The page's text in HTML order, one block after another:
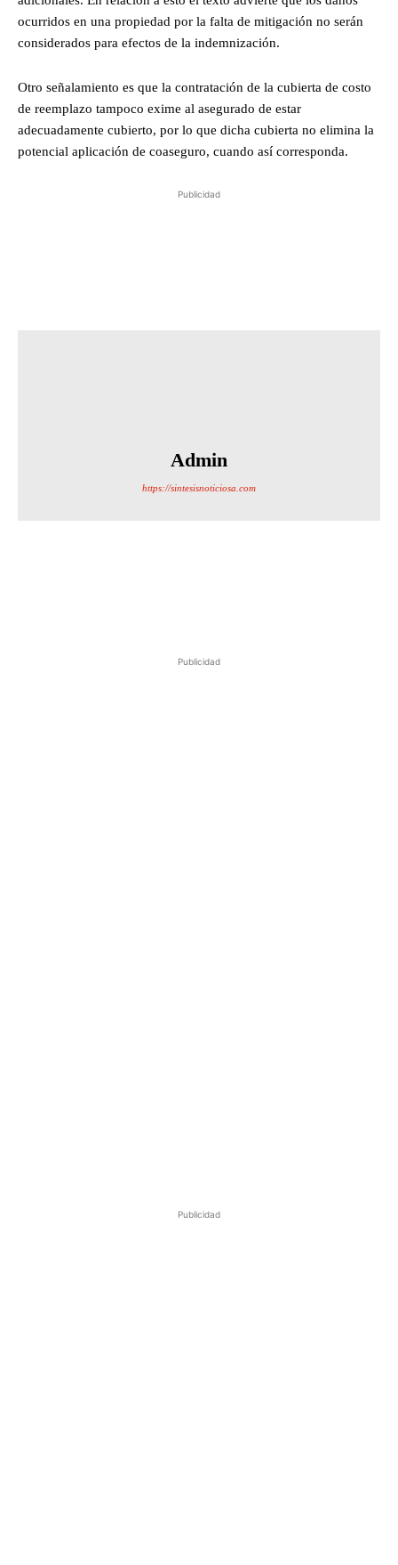
ocurridos en una propiedad por la falta de mitigación no serán
considerados para efectos de la indemnización.
Otro señalamiento es que la contratación de la cubierta de costo
de reemplazo tampoco exime al asegurado de estar
adecuadamente cubierto, por lo que dicha cubierta no elimina la
potencial aplicación de coaseguro, cuando así corresponda.
Publicidad
Admin
https://sintesisnoticiosa.com
Publicidad
Publicidad